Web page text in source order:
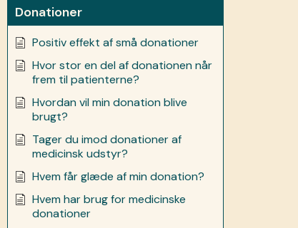
Donationer
Positiv effekt af små donationer
Hvor stor en del af donationen når
frem til patienterne?
Hvordan vil min donation blive
brugt?
Tager du imod donationer af
medicinsk udstyr?
Hvem får glæde af min donation?
Hvem har brug for medicinske
donationer